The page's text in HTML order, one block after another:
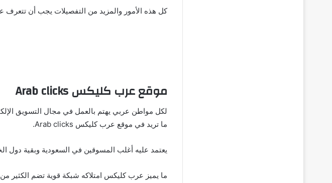
كل هذه الأمور والمزيد من التفصيلات يجب أن تتعرف
موقع عرب كليكس Arab clicks
لكل مواطن عربي يهتم بالعمل في مجال التسويق
ما تريد في موقع عرب كليكس Arab clicks.
يعتمد عليه أغلب المسوقين في السعودية وبقية دول
ما يميز عرب كليكس امتلاكه شبكة قوية تضم الكثير من